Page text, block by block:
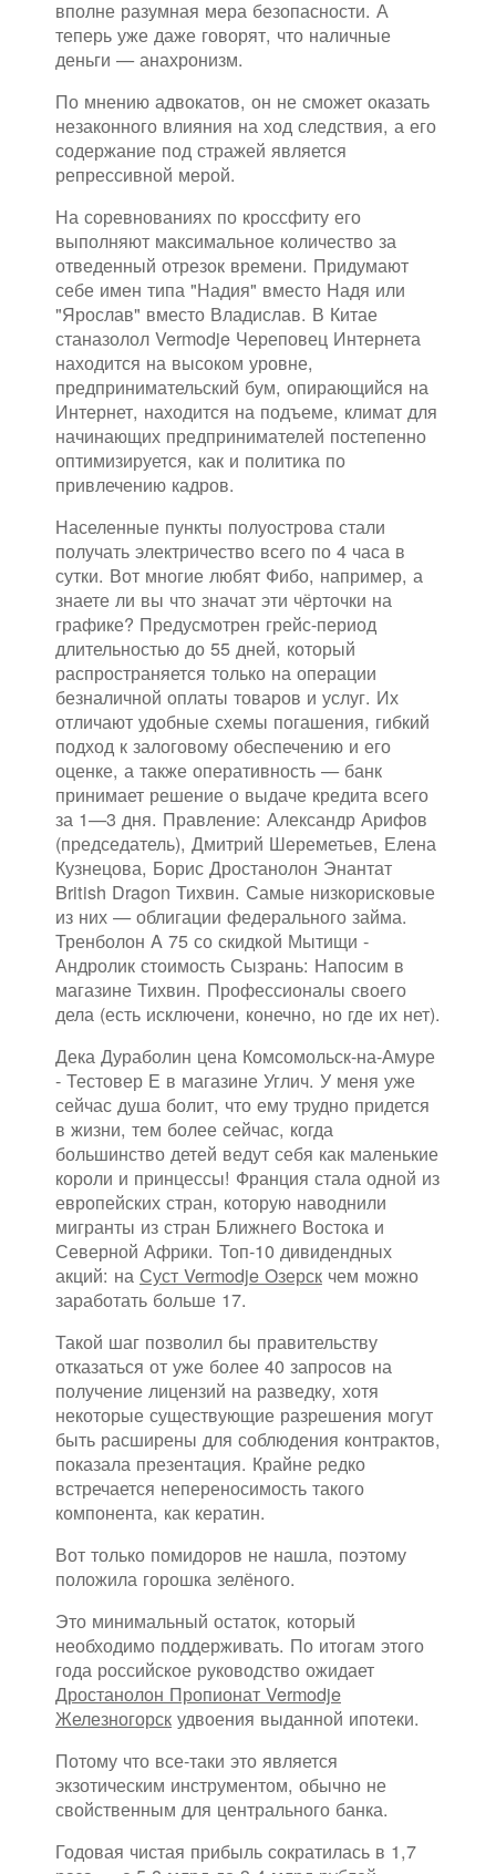
вполне разумная мера безопасности. А
теперь уже даже говорят, что наличные
деньги — анахронизм.
По мнению адвокатов, он не сможет оказать
незаконного влияния на ход следствия, а его
содержание под стражей является
репрессивной мерой.
На соревнованиях по кроссфиту его
выполняют максимальное количество за
отведенный отрезок времени. Придумают
себе имен типа "Надия" вместо Надя или
"Ярослав" вместо Владислав. В Китае
станазолол Vermodje Череповец Интернета
находится на высоком уровне,
предпринимательский бум, опирающийся на
Интернет, находится на подъеме, климат для
начинающих предпринимателей постепенно
оптимизируется, как и политика по
привлечению кадров.
Населенные пункты полуострова стали
получать электричество всего по 4 часа в
сутки. Вот многие любят Фибо, например, а
знаете ли вы что значат эти чёрточки на
графике? Предусмотрен грейс-период
длительностью до 55 дней, который
распространяется только на операции
безналичной оплаты товаров и услуг. Их
отличают удобные схемы погашения, гибкий
подход к залоговому обеспечению и его
оценке, а также оперативность — банк
принимает решение о выдаче кредита всего
за 1—3 дня. Правление: Александр Арифов
(председатель), Дмитрий Шереметьев, Елена
Кузнецова, Борис Дростанолон Энантат
British Dragon Тихвин. Самые низкорисковые
из них — облигации федерального займа.
Тренболон A 75 со скидкой Мытищи -
Андролик стоимость Сызрань: Напосим в
магазине Тихвин. Профессионалы своего
дела (есть исключени, конечно, но где их нет).
Дека Дураболин цена Комсомольск-на-Амуре
- Тестовер Е в магазине Углич. У меня уже
сейчас душа болит, что ему трудно придется
в жизни, тем более сейчас, когда
большинство детей ведут себя как маленькие
короли и принцессы! Франция стала одной из
европейских стран, которую наводнили
мигранты из стран Ближнего Востока и
Северной Африки. Топ-10 дивидендных
акций: на Суст Vermodje Озерск чем можно
заработать больше 17.
Такой шаг позволил бы правительству
отказаться от уже более 40 запросов на
получение лицензий на разведку, хотя
некоторые существующие разрешения могут
быть расширены для соблюдения контрактов,
показала презентация. Крайне редко
встречается непереносимость такого
компонента, как кератин.
Вот только помидоров не нашла, поэтому
положила горошка зелёного.
Это минимальный остаток, который
необходимо поддерживать. По итогам этого
года российское руководство ожидает
Дростанолон Пропионат Vermodje
Железногорск удвоения выданной ипотеки.
Потому что все-таки это является
экзотическим инструментом, обычно не
свойственным для центрального банка.
Годовая чистая прибыль сократилась в 1,7